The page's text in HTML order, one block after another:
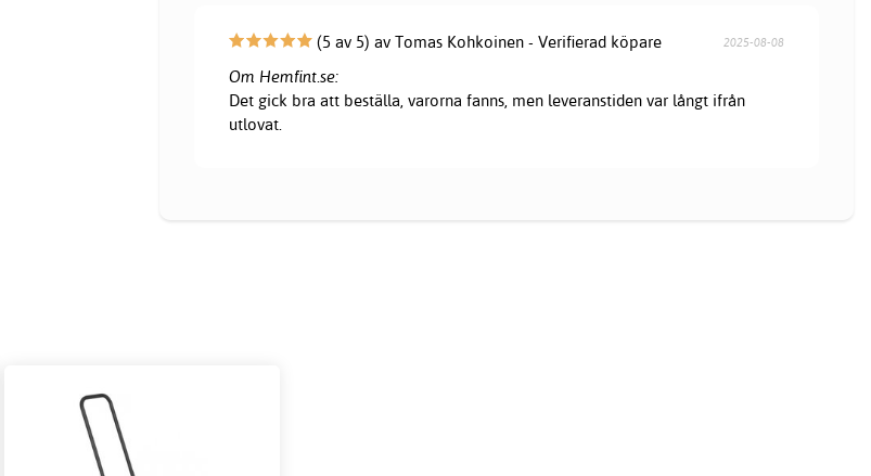
(5 av 5) av Tomas Kohkoinen - Verifierad köpare 2025-08-08
Om Hemfint.se:
Det gick bra att beställa, varorna fanns, men leveranstiden var långt ifrån
utlovat.